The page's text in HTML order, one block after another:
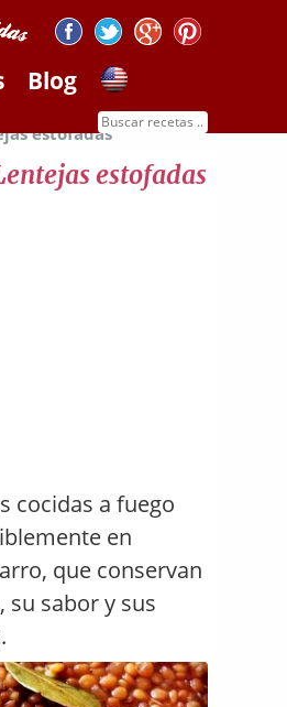
Blog
legumbres y cereales
estofadas
estofadas
cocidas a fuego
en
que conservan
su sabor y sus